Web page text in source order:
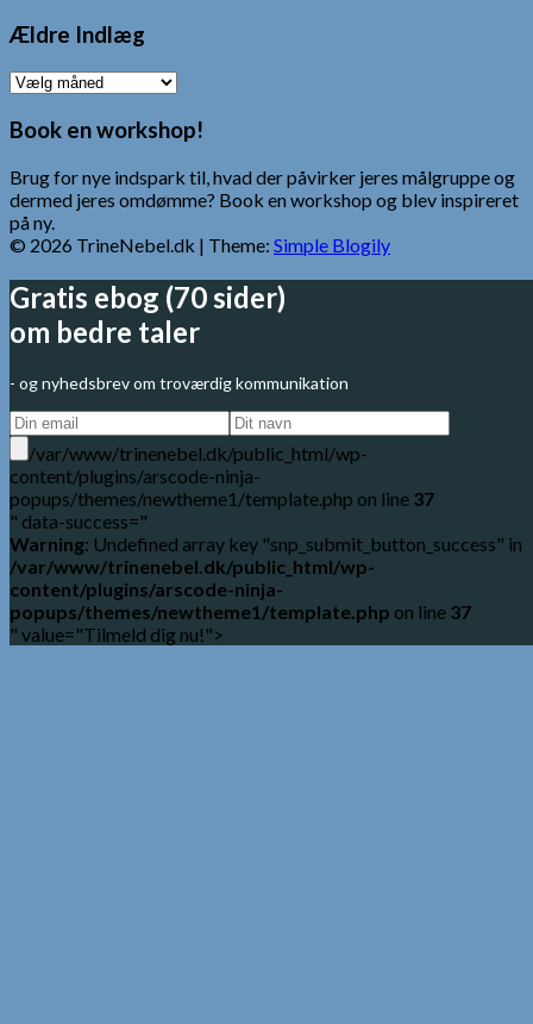
Ældre Indlæg
Ældre
Book en workshop!
Brug for nye indspark til, hvad der påvirker jeres målgruppe og
dermed jeres omdømme? Book en workshop og blev inspireret
på ny.
© 2026 TrineNebel.dk | Theme: Simple Blogily
Gratis ebog (70 sider)
om bedre taler
- og nyhedsbrev om troværdig kommunikation
/var/www/trinenebel.dk/public_html/wp-
content/plugins/arscode-ninja-
popups/themes/newtheme1/template.php on line 37
" data-success="
Warning: Undefined array key "snp_submit_button_success" in
/var/www/trinenebel.dk/public_html/wp-
content/plugins/arscode-ninja-
popups/themes/newtheme1/template.php on line 37
" value="Tilmeld dig nu!">